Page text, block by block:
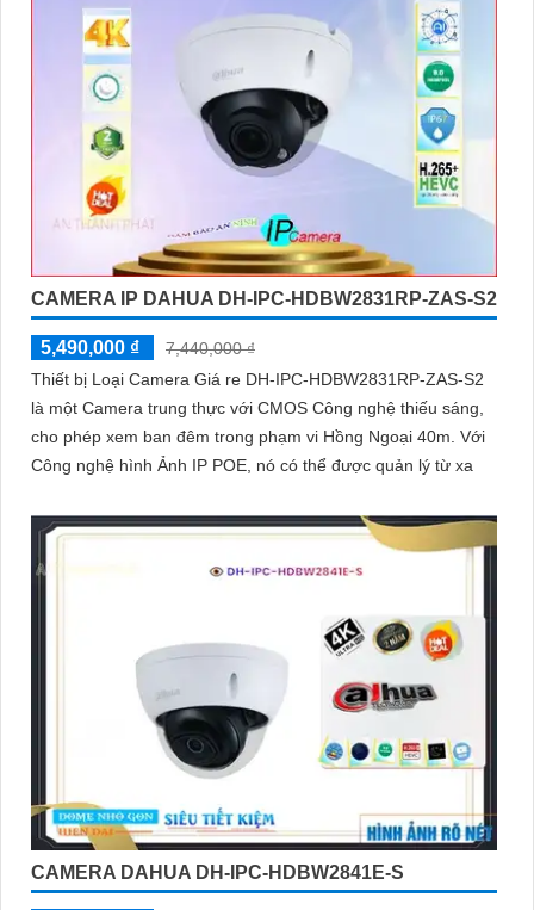
CAMERA IP DAHUA DH-IPC-HDBW2831RP-ZAS-S2
5,490,000 ₫
7,440,000 ₫
Thiết bị Loại Camera Giá re DH-IPC-HDBW2831RP-ZAS-S2
là một Camera trung thực với CMOS Công nghệ thiếu sáng,
cho phép xem ban đêm trong phạm vi Hồng Ngoại 40m. Với
Công nghệ hình Ảnh IP POE, nó có thể được quản lý từ xa
CAMERA DAHUA DH-IPC-HDBW2841E-S